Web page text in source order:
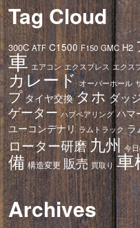
Tag Cloud
300C ATF C1500 F150 GMC H2
車 エアコン エクスプレス エクス
カレード オーバーホール
プタイヤ交換タホ ダッ
ゲーター ハブベアリング ハマ
ユーコンデナリ ラムトラック ラ
ローター研磨九州 今
備 構造変更 販売 買取り 車
Archives